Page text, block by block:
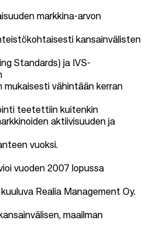
markkina-arvon
kansainvälisten
Standards) ja IVS-
mukaisesti vähintään kerran
teetettiin kuitenkin
aktiivisuuden ja
vuoksi.
vuoden 2007 lopussa
Realia Management Oy.
maailman